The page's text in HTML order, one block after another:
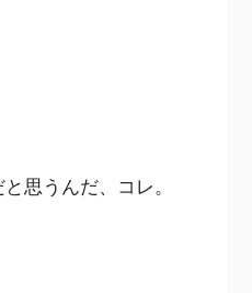
思うんだ、コレ。